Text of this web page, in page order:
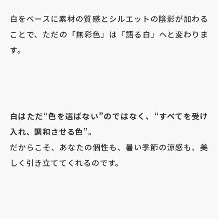
白をベースに素材の質感とシルエットの陰影が加わる
ことで、ただの「無彩色」は「語る白」へと変わりま
す。
白はただ“色を選ばない”のではなく、“すべてを受け
入れ、調和させる色”。
だからこそ、あなたの個性も、暑い季節の涼感も、美
しく引き立ててくれるのです。